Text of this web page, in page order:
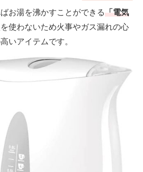
食品・飲料・お酒
ページ
レンド
の未来
お湯を沸かすことができる「電気
使わないため火事やガス漏れの心
いアイテムです。